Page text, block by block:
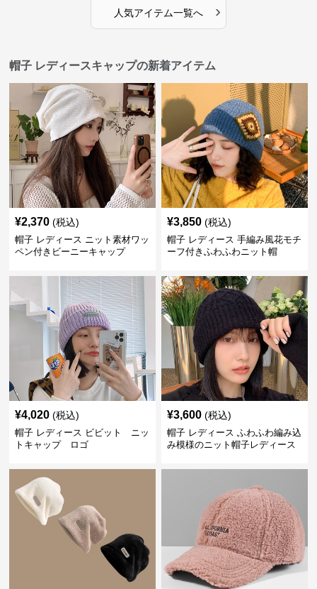
人気アイテム一覧へ ›
帽子 レディースキャップの新着アイテム
¥2,370 (税込)
帽子 レディース ニット素材ワッ
ペン付きビーニーキャップ
¥3,850 (税込)
帽子 レディース 手編み風花モチ
ーフ付きふわふわニット帽
¥4,020 (税込)
帽子 レディース ビビット ニッ
トキャップ ロゴ
¥3,600 (税込)
帽子 レディース ふわふわ編み込
み模様のニット帽子レディース